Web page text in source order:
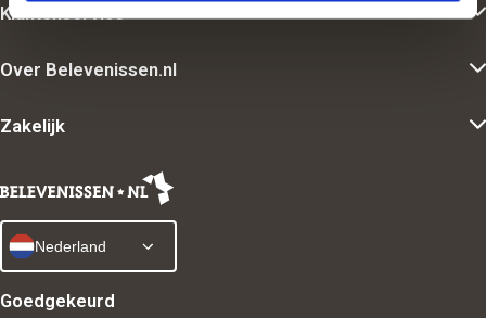
Klantenservice
Over Belevenissen.nl
Zakelijk
Nederland
Goedgekeurd